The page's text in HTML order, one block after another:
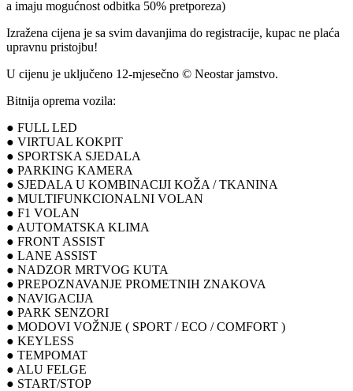
a imaju mogućnost odbitka 50% pretporeza)
Izražena cijena je sa svim davanjima do registracije, kupac ne plaća
upravnu pristojbu!
U cijenu je uključeno 12-mjesečno © Neostar jamstvo.
Bitnija oprema vozila:
● FULL LED
● VIRTUAL KOKPIT
● SPORTSKA SJEDALA
● PARKING KAMERA
● SJEDALA U KOMBINACIJI KOŽA / TKANINA
● MULTIFUNKCIONALNI VOLAN
● F1 VOLAN
● AUTOMATSKA KLIMA
● FRONT ASSIST
● LANE ASSIST
● NADZOR MRTVOG KUTA
● PREPOZNAVANJE PROMETNIH ZNAKOVA
● NAVIGACIJA
● PARK SENZORI
● MODOVI VOŽNJE ( SPORT / ECO / COMFORT )
● KEYLESS
● TEMPOMAT
● ALU FELGE
● START/STOP